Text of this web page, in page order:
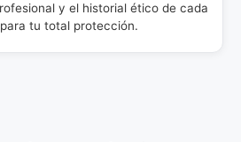
y el historial ético de cada
tu total protección.